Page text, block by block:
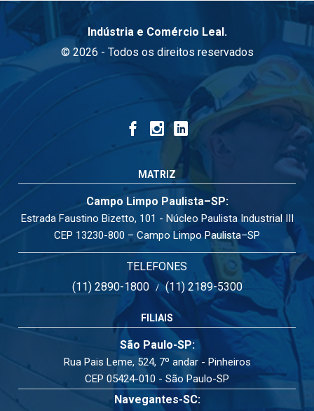
Indústria e Comércio Leal.
© 2026 - Todos os direitos reservados
MATRIZ
Campo Limpo Paulista–SP:
Estrada Faustino Bizetto, 101 - Núcleo Paulista Industrial III
CEP 13230-800 – Campo Limpo Paulista–SP
TELEFONES
(11) 2890-1800/(11) 2189-5300
FILIAIS
São Paulo-SP:
Rua Pais Leme, 524, 7º andar - Pinheiros
CEP 05424-010 - São Paulo-SP
Navegantes-SC: